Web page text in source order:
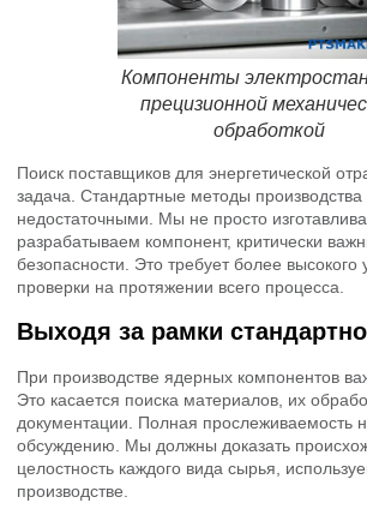
Компоненты
прецизионной
обработкой
Поиск поставщиков для энергетической
задача. Стандартные методы производства
недостаточными. Мы не просто
разрабатываем компонент, критически
безопасности. Это требует более высокого
проверки на протяжении всего процесса.
Выходя за рамки
При производстве ядерных компонентов
Это касается поиска материалов, их
документации. Полная прослеживаемость
обсуждению. Мы должны доказать
целостность каждого вида сырья,
производстве.